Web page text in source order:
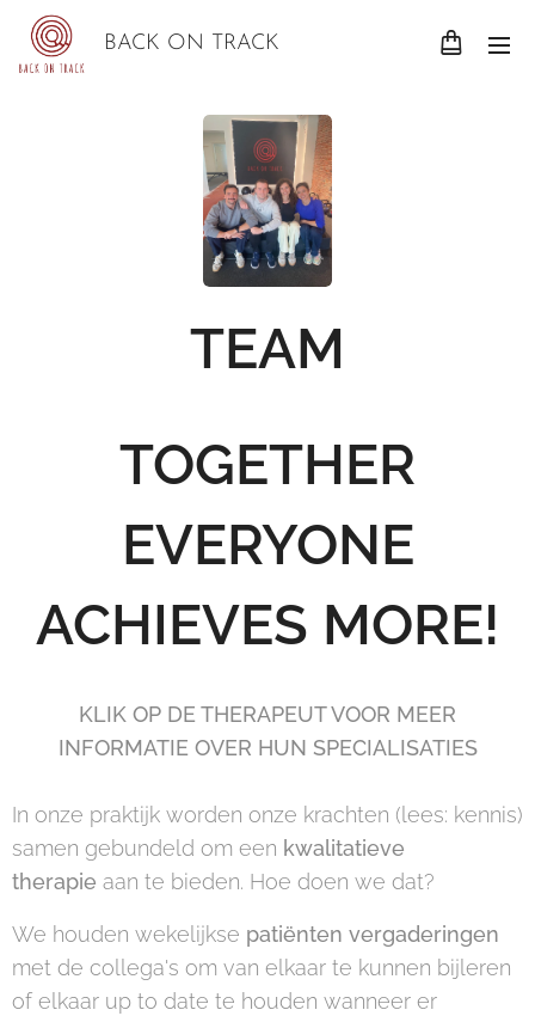
BACK ON TRACK
TEAM
TOGETHER
EVERYONE
ACHIEVES MORE!
KLIK OP DE THERAPEUT VOOR MEER
INFORMATIE OVER HUN SPECIALISATIES
In onze praktijk worden onze krachten (lees: kennis)
samen gebundeld om een kwalitatieve
therapie aan te bieden. Hoe doen we dat?
We houden wekelijkse patiënten vergaderingen
met de collega's om van elkaar te kunnen bijleren
of elkaar up to date te houden wanneer er